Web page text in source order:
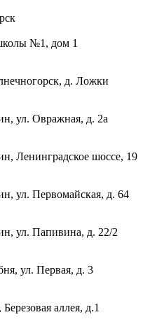
№1, дом 1
д. Ложки
ул. Овражная, д. 2а
Ленинградское шоссе, 19
ул. Первомайская, д. 64
ул. Папивина, д. 22/2
ул. Первая, д. 3
аллея, д.1